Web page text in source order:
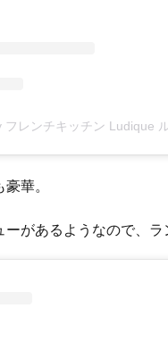
フレンチキッチン Ludique
華。
があるようなので、